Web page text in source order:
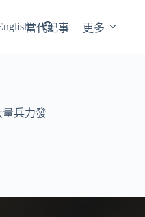
當代紀事 更多
量兵力發